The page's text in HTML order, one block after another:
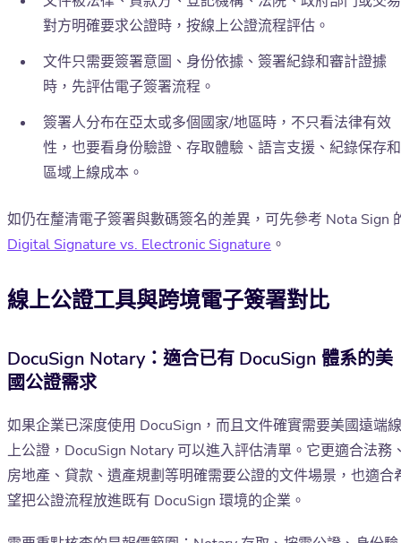
對方明確要求公證時，按線上公證流程評估。
文件只需要簽署意圖、身份依據、簽署紀錄和審計證據
時，先評估電子簽署流程。
簽署人分布在亞太或多個國家/地區時，不只看法律有效
性，也要看身份驗證、存取體驗、語言支援、紀錄保存和
區域上線成本。
如仍在釐清電子簽署與數碼簽名的差異，可先參考 Nota Sign
Digital Signature vs. Electronic Signature 。
線上公證工具與跨境電子簽署對比
DocuSign Notary：適合已有 DocuSign 體系的美
國公證需求
如果企業已深度使用 DocuSign，而且文件確實需要美國遠端線
上公證，DocuSign Notary 可以進入評估清單。它更適合法務
房地產、貸款、遺產規劃等明確需要公證的文件場景，也適合
望把公證流程放進既有 DocuSign 環境的企業。